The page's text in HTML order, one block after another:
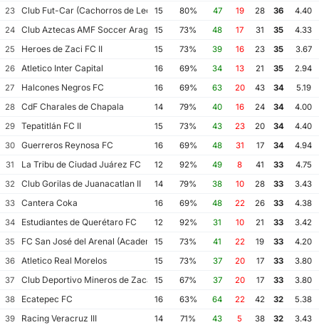
23
Club Fut-Car (Cachorros de León)15 80% 47 19 28 36
4.40
24
Club Aztecas AMF Soccer Aragón15 73% 48 17 31 35
4.33
25
Heroes de Zaci FC II 15 73% 39 16 23 35
3.67
26
Atletico Inter Capital 16 69% 34 13 21 35
2.94
27
Halcones Negros FC 16 69% 63 20 43 34
5.19
28
CdF Charales de Chapala 14 79% 40 16 24 34
4.00
29
Tepatitlán FC II 15 73% 43 23 20 34
4.40
30
Guerreros Reynosa FC 16 69% 48 31 17 34
4.94
31
La Tribu de Ciudad Juárez FC 12 92% 49 8 41 33
4.75
32
Club Gorilas de Juanacatlan II 14 79% 38 10 28 33
3.43
33
Cantera Coka 16 69% 48 22 26 33
4.38
34
Estudiantes de Querétaro FC 12 92% 31 10 21 33
3.42
35
FC San José del Arenal (Academia América Leyendas)
15 73% 41 22 19 33
4.20
36
Atletico Real Morelos 15 73% 37 20 17 33
3.80
37
Club Deportivo Mineros de Zacatecas II
15 67% 37 20 17 33
3.80
38
Ecatepec FC 16 63% 64 22 42 32
5.38
39
Racing Veracruz III 14 71% 43 5 38 32
3.43